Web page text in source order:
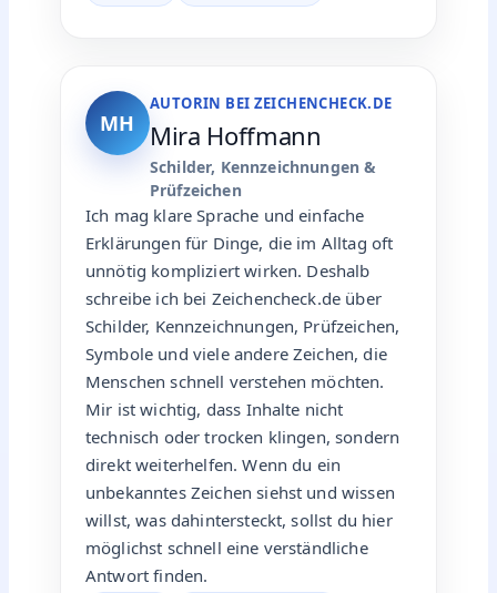
MH
AUTORIN BEI ZEICHENCHECK.DE
Mira Hoffmann
Schilder, Kennzeichnungen &
Prüfzeichen
Ich mag klare Sprache und einfache
Erklärungen für Dinge, die im Alltag oft
unnötig kompliziert wirken. Deshalb
schreibe ich bei Zeichencheck.de über
Schilder, Kennzeichnungen, Prüfzeichen,
Symbole und viele andere Zeichen, die
Menschen schnell verstehen möchten.
Mir ist wichtig, dass Inhalte nicht
technisch oder trocken klingen, sondern
direkt weiterhelfen. Wenn du ein
unbekanntes Zeichen siehst und wissen
willst, was dahintersteckt, sollst du hier
möglichst schnell eine verständliche
Antwort finden.